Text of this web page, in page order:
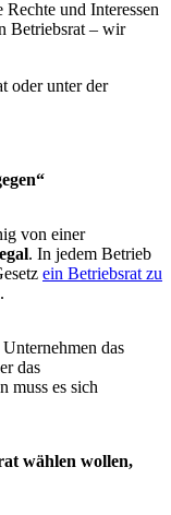
und Interessen
Betriebsrat – wir
oder unter der
von einer
. In jedem Betrieb
ein Betriebsrat zu
das
das
muss es sich
wählen wollen,